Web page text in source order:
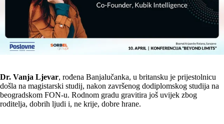
Dr. Vanja Ljevar, rođena Banjalučanka, u britansku je prijestolnicu
došla na magistarski studij, nakon završenog dodiplomskog studija na
beogradskom FON-u. Rodnom gradu gravitira još uvijek zbog
roditelja, dobrih ljudi i, ne krije, dobre hrane.